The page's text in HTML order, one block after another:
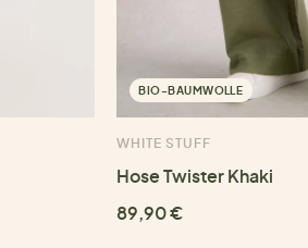
BIO-BAUMWOLLE
WHITE STUFF
Hose Twister Khaki
89,90 €